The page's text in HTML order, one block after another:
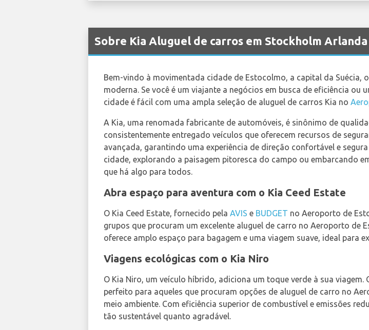
Sobre Kia Aluguel de carros em Stockholm
Bem-vindo à movimentada cidade de Estocolmo, a capital da
moderna. Se você é um viajante a negócios em busca de eficiência ou
cidade é fácil com uma ampla seleção de aluguel de carros Kia no
A Kia, uma renomada fabricante de automóveis, é sinônimo de
consistentemente entregado veículos que oferecem recursos de
avançada, garantindo uma experiência de direção confortável e
cidade, explorando a paisagem pitoresca do campo ou embarcando
que há algo para todos.
Abra espaço para aventura com o Kia Ceed Estate
O Kia Ceed Estate, fornecido pela AVIS e BUDGET no Aeroporto de
grupos que procuram um excelente aluguel de carro no Aeroporto de
oferece amplo espaço para bagagem e uma viagem suave, ideal para
Viagens ecológicas com o Kia Niro
O Kia Niro, um veículo híbrido, adiciona um toque verde à sua viagem.
perfeito para aqueles que procuram opções de aluguel de carro no
meio ambiente. Com eficiência superior de combustível e emissões
tão sustentável quanto agradável.